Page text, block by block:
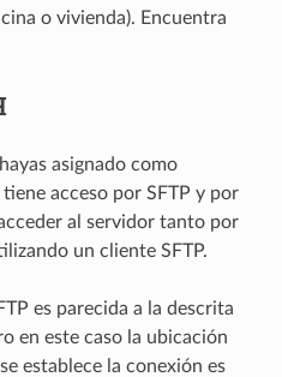
o vivienda). Encuentra
asignado como
acceso por SFTP y por
al servidor tanto por
un cliente SFTP.
es parecida a la descrita
en este caso la ubicación
establece la conexión es